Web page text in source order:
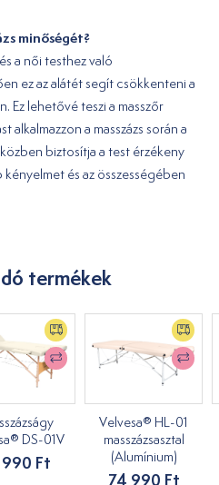
minőségét?
a női testhez való
ez az alátét segít csökkenteni a
Ez lehetővé teszi a masszőr
alkalmazzon a masszázs során a
biztosítja a test érzékeny
és az összességében
termékek
DS-01V
990 Ft
Velvesa® HL-01
masszázsasztal
(Alumínium)
74 990 Ft